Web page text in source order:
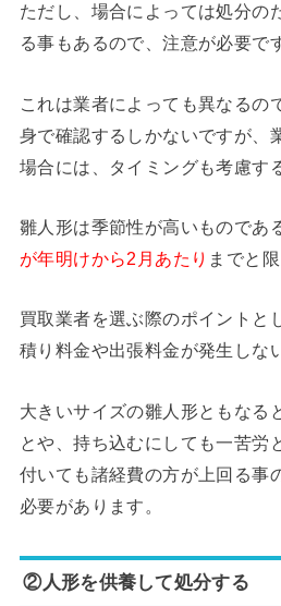
ただし、場合によっては処分の
る事もあるので、注意が必要で
これは業者によっても異なるの
身で確認するしかないですが、
場合には、タイミングも考慮す
雛人形は季節性が高いものであ
が年明けから2月あたり までと
買取業者を選ぶ際のポイントと
積り料金や出張料金が発生しな
大きいサイズの雛人形ともなる
とや、持ち込むにしても一苦労
付いても諸経費の方が上回る事
必要があります。
②人形を供養して処分する